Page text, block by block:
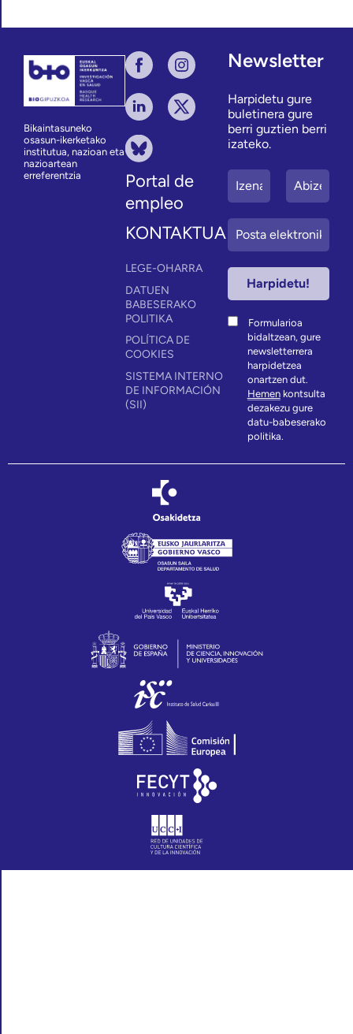
Bikaintasuneko
osasun-ikerketako
institutua, nazioan eta
nazioartean
erreferentzia
Portal de
empleo
KONTAKTUA
LEGE-OHARRA
DATUEN
BABESERAKO
POLITIKA
POLÍTICA DE
COOKIES
SISTEMA INTERNO
DE INFORMACIÓN
(SII)
Newsletter
Harpidetu gure
buletinera gure
berri guztien berri
izateko.
Formularioa
bidaltzean, gure
newsletterrera
harpidetzea
onartzen dut.
Hemenkontsulta
dezakezu gure
datu-babeserako
politika.